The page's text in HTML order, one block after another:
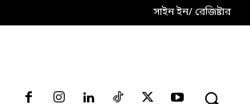
সাইন ইন/ রেজিষ্টার